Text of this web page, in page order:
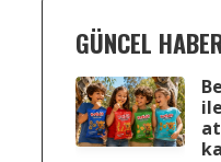
GÜNCEL